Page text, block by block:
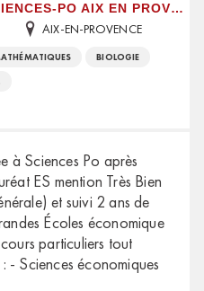
SCIENCES-PO AIX EN PROVENCE
AIX-EN-PROVENCE
BIOLOGIE
à Sciences Po après
ES mention Très Bien
et suivi 2 ans de
Écoles économique
particuliers tout
- Sciences économiques